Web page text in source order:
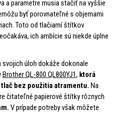
a parametre musia stačiť na vyššie
byť porovnateľné s objemami
Toto od tlačiarní štítkov
ich ambície sú niekde úplne
svojich úloh dokáže dokonale
Brother QL-800 QL800YJ1, ktorá
bez použitia atramentu. Na
čitateľné papierové štítky rôznych
V prípade potreby však môžete